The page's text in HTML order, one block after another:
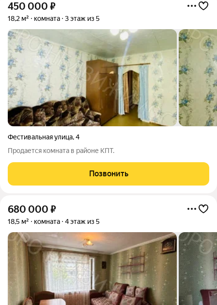
450 000 ₽
18,2 м² комната 3 этаж из 5
Фестивальная улица,4
Продается комната в районе КПТ.
Позвонить
680 000 ₽
18,5 м² комната 4 этаж из 5